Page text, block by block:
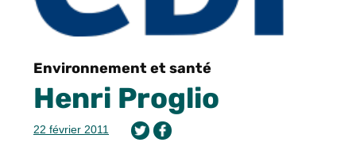
Environnement et santé
Henri Proglio
22 février 2011